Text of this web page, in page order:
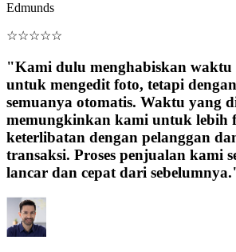
Edmunds
☆☆☆☆☆
"Kami dulu menghabiskan waktu
untuk mengedit foto, tetapi
semuanya otomatis. Waktu yang
memungkinkan kami untuk lebih
keterlibatan dengan pelanggan
transaksi. Proses penjualan kami
lancar dan cepat dari